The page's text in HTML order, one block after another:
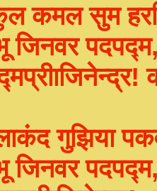
कमल सुम
जिनवर
गुझिया
जिनवर